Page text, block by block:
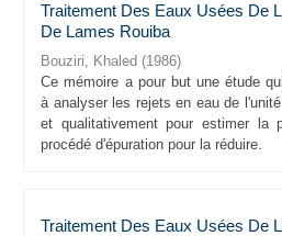
Traitement Des Eaux Usées De
De Lames Rouiba
Bouziri, Khaled (1986)
Ce mémoire a pour but une étude
à analyser les rejets en eau de
et qualitativement pour estimer la
procédé d'épuration pour la réduire.
Traitement Des Eaux Usées De